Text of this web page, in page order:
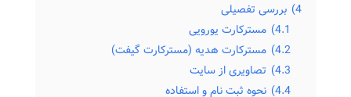
4) بررسی تفصیلی
4.1) مسترکارت یورویی
4.2) مسترکارت هدیه (مسترکارت گیفت)
4.3) تصاویری از سایت
4.4) نحوه ثبت نام و استفاده